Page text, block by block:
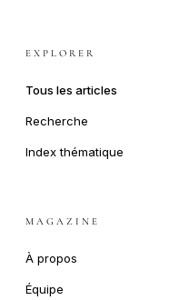
EXPLORER
Tous les articles
Recherche
Index thématique
MAGAZINE
À propos
Équipe